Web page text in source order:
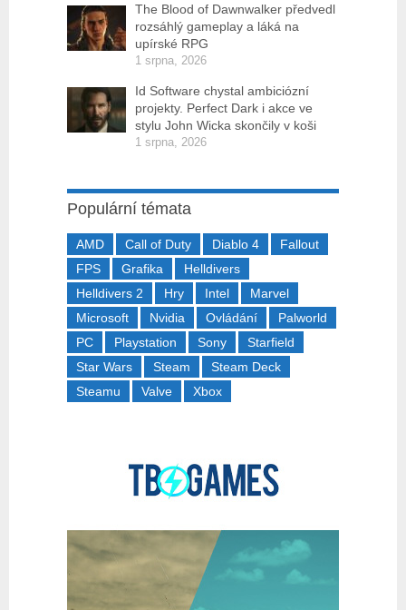
The Blood of Dawnwalker předvedl
rozsáhlý gameplay a láká na
upírské RPG
1 srpna, 2026
Id Software chystal ambiciózní
projekty. Perfect Dark i akce ve
stylu John Wicka skončily v koši
1 srpna, 2026
Populární témata
AMD Call of Duty Diablo 4
Fallout
FPS
Grafika
Helldivers
Helldivers 2
Hry Intel
Marvel
Microsoft
Nvidia Ovládání
Palworld
PC
Playstation Sony
Starfield
Star Wars
Steam
Steam Deck
Steamu
Valve Xbox